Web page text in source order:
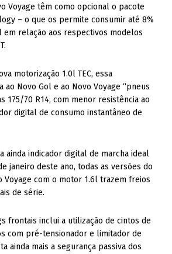
Voyage têm como opcional o pacote
– o que os permite consumir até 8%
em relação aos respectivos modelos
motorização 1.0l TEC, essa
ao Novo Gol e ao Novo Voyage “pneus
175/70 R14, com menor resistência ao
digital de consumo instantâneo de
ainda indicador digital de marcha ideal
janeiro deste ano, todas as versões do
Voyage com o motor 1.6l trazem freios
de série.
frontais inclui a utilização de cintos de
com pré-tensionador e limitador de
ainda mais a segurança passiva dos